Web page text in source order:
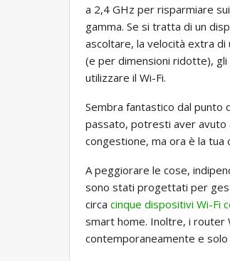
a 2,4 GHz per risparmiare
gamma. Se si tratta di un
ascoltare, la velocità extra
(e per dimensioni ridotte),
utilizzare il Wi-Fi.
Sembra fantastico dal punto
passato, potresti aver avuto
congestione, ma ora è la tua
A peggiorare le cose,
sono stati progettati per
circa cinque dispositivi Wi-Fi
smart home. Inoltre, i
contemporaneamente e